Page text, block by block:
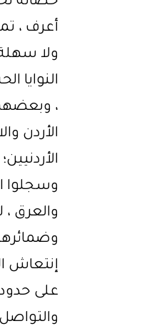
أعرف ،
ولا
النوايا
،
الأردن
وسجلوا
والعرق
إنتعاش
على حدود